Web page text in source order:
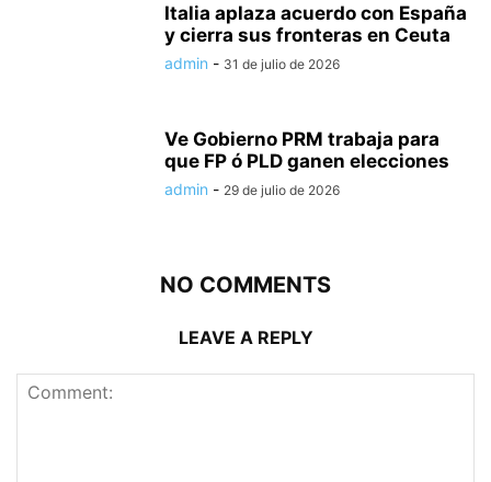
Italia aplaza acuerdo con España
y cierra sus fronteras en Ceuta
admin - 31 de julio de 2026
Ve Gobierno PRM trabaja para
que FP ó PLD ganen elecciones
admin - 29 de julio de 2026
NO COMMENTS
LEAVE A REPLY